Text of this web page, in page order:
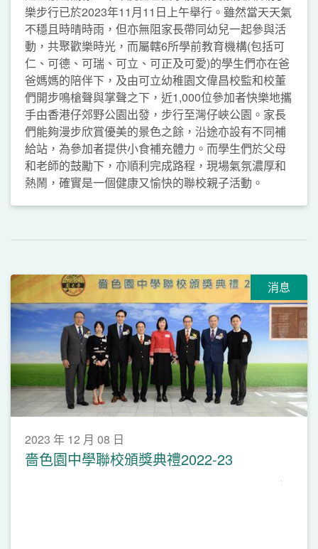
樂步行已於2023年11月11日上午舉行。雖然當天天氣
不穩且時晴時雨，但亦無阻家長帶同幼兒一起參與活
動，共聚歡樂時光，而屬轄6所學前教育機構(包括可
仁、可德、可瑞、可立、可正及可愛)的學生們亦在爸
爸媽媽的陪伴下，及由可立幼稚園文偉昌校監和校董
們開步鳴槍聲與掌聲之下，近1,000位參加者快樂地攜
手由香港仔郊野公園出發，步行至灣仔峽公園。家長
們能夠漫步欣賞優美的景色之餘，沿途亦設有不同補
給站，為參加者提供小食補充體力。而學生們於父母
和老師的鼓勵下，亦順利完成路程，現場氣氛濃厚和
熱鬧，確實是一個健康又愉快的聯校親子活動。
消息
2023 年 12 月 08 日
嗇色園中學聯校頒獎典禮2022-23